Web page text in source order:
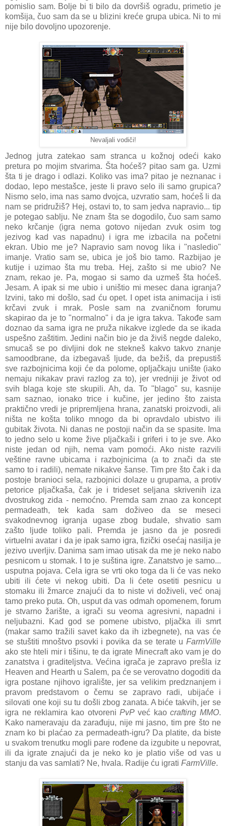
pomislio sam. Bolje bi ti bilo da dovršiš ogradu, primetio je
komšija, čuo sam da se u blizini kreće grupa ubica. Ni to mi
nije bilo dovoljno upozorenje.
Nevaljali vodiči!
Jednog jutra zatekao sam stranca u kožnoj odeći kako
pretura po mojim stvarima. Šta hoćeš? pitao sam ga. Uzmi
šta ti je drago i odlazi. Koliko vas ima? pitao je neznanac i
dodao, lepo mestašce, jeste li pravo selo ili samo grupica?
Nismo selo, ima nas samo dvojca, uzvratio sam, hoćeš li da
nam se pridružiš? Hej, ostavi to, to sam jedva napravio... tip
je potegao sablju. Ne znam šta se dogodilo, čuo sam samo
neko krčanje (igra nema gotovo nijedan zvuk osim tog
jezivog kad vas napadnu) i igra me izbacila na početni
ekran. Ubio me je? Napravio sam novog lika i "nasledio"
imanje. Vratio sam se, ubica je još bio tamo. Razbijao je
kutije i uzimao šta mu treba. Hej, zašto si me ubio? Ne
znam, rekao je. Pa, mogao si samo da uzmeš šta hoćeš.
Jesam. A ipak si me ubio i uništio mi mesec dana igranja?
Izvini, tako mi došlo, sad ću opet. I opet ista animacija i isti
krčavi zvuk i mrak. Posle sam na zvaničnom forumu
skapirao da je to "normalno" i da je igra takva. Takođe sam
doznao da sama igra ne pruža nikakve izglede da se ikada
uspešno zaštitim. Jedini način bio je da živiš negde daleko,
smucaš se po divljini dok ne stekneš kakvo takvo znanje
samoodbrane, da izbegavaš ljude, da bežiš, da prepustiš
sve razbojnicima koji će da polome, opljačkaju unište (iako
nemaju nikakav pravi razlog za to), jer vredniji je život od
svih blaga koje ste skupili. Ah, da. To "blago" su, kasnije
sam saznao, ionako trice i kučine, jer jedino što zaista
praktično vredi je pripremljena hrana, zanatski proizvodi, ali
ništa ne košta toliko mnogo da bi opravdalo ubistvo ili
gubitak života. Ni danas ne postoji način da se spasite. Ima
to jedno selo u kome žive pljačkaši i griferi i to je sve. Ako
niste jedan od njih, nema vam pomoći. Ako niste razvili
veštine ravne ubicama i razbojnicima (a to znači da ste
samo to i radili), nemate nikakve šanse. Tim pre što čak i da
postoje branioci sela, razbojnici dolaze u grupama, a protiv
petorice pljačkaša, čak je i trideset seljana skrivenih iza
dvostrukog zida - nemoćno. Premda sam znao za koncept
permadeath, tek kada sam doživeo da se meseci
svakodnevnog igranja ugase zbog budale, shvatio sam
zašto ljude toliko pali. Premda je jasno da je posredi
virtuelni avatar i da je ipak samo igra, fizički osećaj nasilja je
jezivo uverljiv. Danima sam imao utisak da me je neko nabo
pesnicom u stomak. I to je suština igre. Zanatstvo je samo...
usputna pojava. Cela igra se vrti oko toga da li će vas neko
ubiti ili ćete vi nekog ubiti. Da li ćete osetiti pesnicu u
stomaku ili žmarce znajući da to niste vi doživeli, već onaj
tamo preko puta. Oh, usput da vas odmah opomenem, forum
je stvarno žarište, a igrači su veoma agresivni, napadni i
neljubazni. Kad god se pomene ubistvo, pljačka ili smrt
(makar samo tražili savet kako da ih izbegnete), na vas će
se stuštiti mnoštvo psovki i povika da se terate u FarmVille
ako ste hteli mir i tišinu, te da igrate Minecraft ako vam je do
zanatstva i graditeljstva. Većina igrača je zapravo prešla iz
Heaven and Hearth u Salem, pa će se verovatno dogoditi da
igra postane njihovo igralište, jer sa velikim predznanjem i
pravom predstavom o čemu se zapravo radi, ubijaće i
silovati one koji su tu došli zbog zanata. A biće takvih, jer se
igra ne reklamira kao otvoreniPvPveć kaocrafting MMO.
Kako nameravaju da zarađuju, nije mi jasno, tim pre što ne
znam ko bi plaćao za permadeath-igru? Da platite, da biste
u svakom trenutku mogli pare rođene da izgubite u nepovrat,
ili da igrate znajući da je neko ko je platio više od vas u
stanju da vas samlati? Ne, hvala. Radije ću igrati FarmVille.